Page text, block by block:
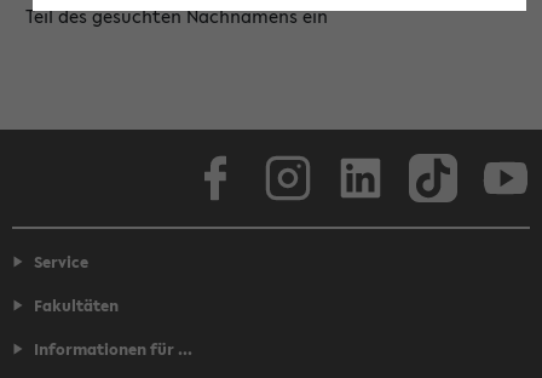
Teil des gesuchten Nachnamens ein
Service
Fakultäten
Informationen für ...